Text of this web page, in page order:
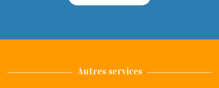
Autres services